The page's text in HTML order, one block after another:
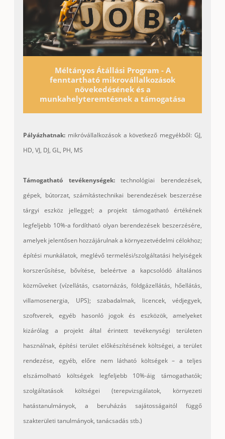
Méltányos Átállási Program - A
fenntartható mikrovállalkozások
növekedésének és a
munkahelyteremtésnek a támogatása
Pályázhatnak: mikróvállalkozások a következő megyékből: GJ,
HD, VJ, DJ, GL, PH, MS
Támogatható tevékenységek:technológiai berendezések,
gépek, bútorzat, számítástechnikai berendezések beszerzése
tárgyi eszköz jelleggel; a projekt támogatható értékének
legfeljebb 10%-a fordítható olyan berendezések beszerzésére,
amelyek jelentősen hozzájárulnak a környezetvédelmi célokhoz;
építési munkálatok, meglévő termelési/szolgáltatási helyiségek
korszerűsítése, bővítése, beleértve a kapcsolódó általános
közműveket (vízellátás, csatornázás, földgázellátás, hőellátás,
villamosenergia, UPS); szabadalmak, licencek, védjegyek,
szoftverek, egyéb hasonló jogok és eszközök, amelyeket
kizárólag a projekt által érintett tevékenységi területen
használnak, építési terület előkészítésének költségei, a terület
rendezése, egyéb, előre nem látható költségek – a teljes
elszámolható költségek legfeljebb 10%-áig támogathatók;
szolgáltatások költségei (terepvizsgálatok, környezeti
hatástanulmányok, a beruházás sajátosságaitól függő
szakterületi tanulmányok, tanácsadás stb.)